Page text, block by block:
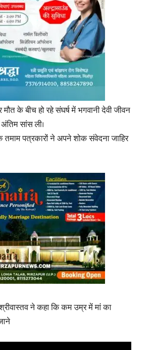
के बीच हो रहे संघर्ष में भगवानी देवी जीवन
सांस ली।
पत्रकारों ने अपने शोक संवेदना जाहिर
श्रीवास्तव ने कहा कि कम उम्र में मां का